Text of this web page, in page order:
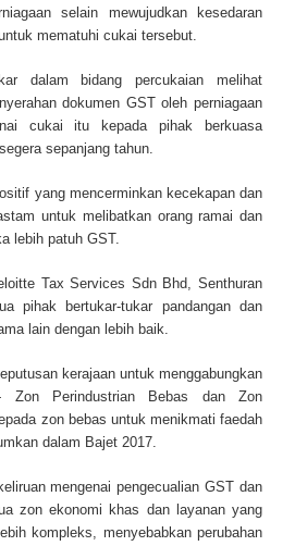
selain mewujudkan kesedaran
mematuhi cukai tersebut.
dalam bidang percukaian melihat
dokumen GST oleh perniagaan
cukai itu kepada pihak berkuasa
sepanjang tahun.
yang mencerminkan kecekapan dan
untuk melibatkan orang ramai dan
lebih patuh GST.
Tax Services Sdn Bhd, Senthuran
pihak bertukar-tukar pandangan dan
lain dengan lebih baik.
kerajaan untuk menggabungkan
Perindustrian Bebas dan Zon
zon bebas untuk menikmati faedah
dalam Bajet 2017.
mengenai pengecualian GST dan
zon ekonomi khas dan layanan yang
kompleks, menyebabkan perubahan